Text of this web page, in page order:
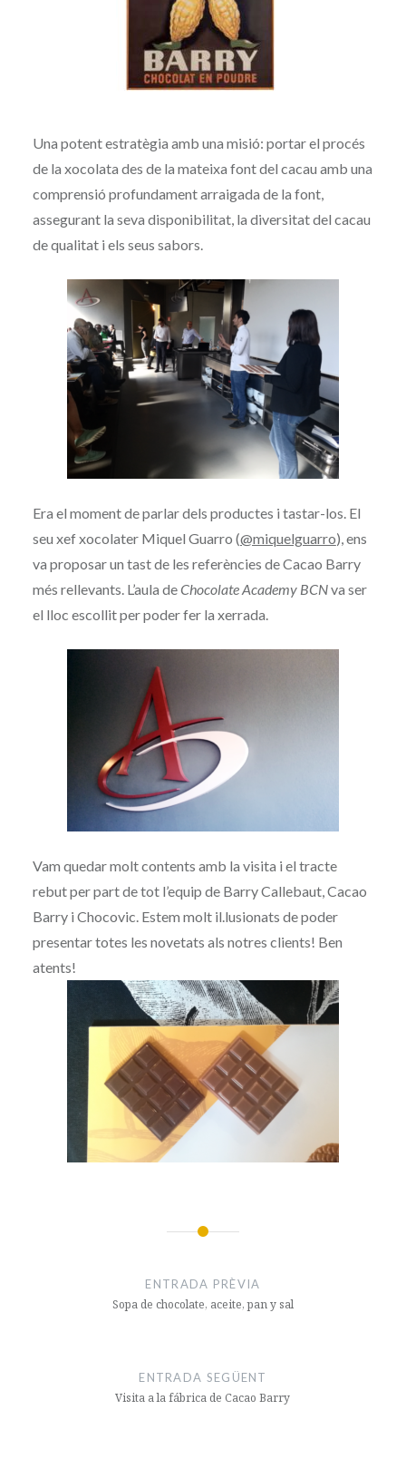
Una potent estratègia amb una misió: portar el procés
de la xocolata des de la mateixa font del cacau amb una
comprensió profundament arraigada de la font,
assegurant la seva disponibilitat, la diversitat del cacau
de qualitat i els seus sabors.
Era el moment de parlar dels productes i tastar-los. El
seu xef xocolater Miquel Guarro (@miquelguarro), ens
va proposar un tast de les referències de Cacao Barry
més rellevants. L’aula deChocolate Academy BCNva ser
el lloc escollit per poder fer la xerrada.
Vam quedar molt contents amb la visita i el tracte
rebut per part de tot l’equip de Barry Callebaut, Cacao
Barry i Chocovic. Estem molt il.lusionats de poder
presentar totes les novetats als notres clients! Ben
atents!
ENTRADA PRÈVIA
Sopa de chocolate, aceite, pan y sal
ENTRADA SEGÜENT
Visita a la fábrica de Cacao Barry